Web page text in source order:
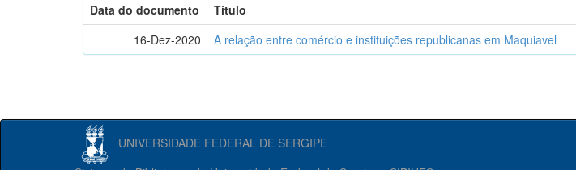
Data do documento
Título
16-Dez-2020
A relação entre comércio e instituições republicanas em Maquiavel
UNIVERSIDADE FEDERAL DE SERGIPE